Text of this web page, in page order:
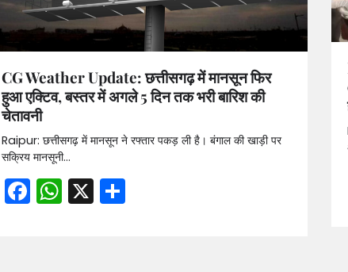
CG Weather Update: छत्तीसगढ़ में मानसून फिर
हुआ एक्टिव, बस्तर में अगले 5 दिन तक भरी बारिश की
चेतावनी
Raipur: छत्तीसगढ़ में मानसून ने रफ्तार पकड़ ली है। बंगाल की खाड़ी पर
सक्रिय मानसूनी…
Facebook
WhatsApp
X Share